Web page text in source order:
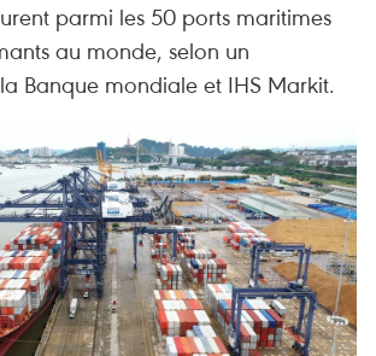
parmi les 50 ports maritimes
au monde, selon un
Banque mondiale et IHS Markit.